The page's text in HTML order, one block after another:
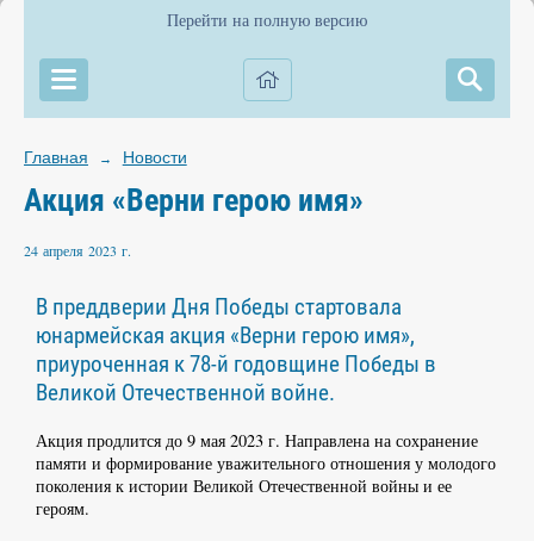
Перейти на полную версию
Главная → Новости
Акция «Верни герою имя»
24 апреля 2023 г.
В преддверии Дня Победы стартовала
юнармейская акция «Верни герою имя»,
приуроченная к 78-й годовщине Победы в
Великой Отечественной войне.
Акция продлится до 9 мая 2023 г. Направлена на сохранение
памяти и формирование уважительного отношения у молодого
поколения к истории Великой Отечественной войны и ее
героям.